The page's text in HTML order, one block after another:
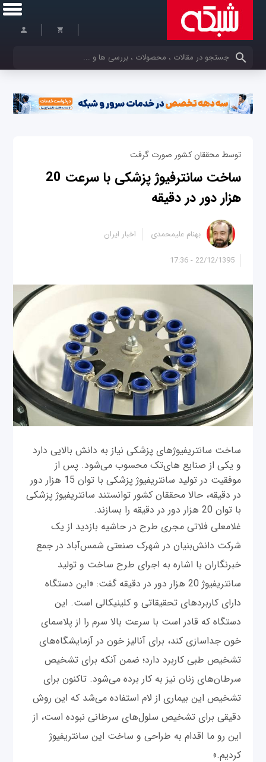
کلمات کلیدی خود را وارد کنید
توسط محققان کشور صورت گرفت
ساخت سانترفیوژ پزشکی با سرعت 20
هزار دور در دقیقه
22/12/1395 - 17:36
بهنام علیمحمدی اخبار ایران
ساخت سانتریفیوژهای پزشکی نیاز به دانش بالایی دارد
و یکی از صنایع های‌تک محسوب می‌شود. پس از
موفقیت در تولید سانتریفیوژ پزشکی با توان 15 هزار دور
در دقیقه، حالا محققان کشور توانستند سانتریفیوژ پزشکی
با توان 20 هزار دور در دقیقه را بسازند.
غلامعلی فلاتی مجری طرح در حاشیه بازدید از یک
شرکت دانش‌بنیان در شهرک صنعتی شمس‌آباد در جمع
خبرنگاران با اشاره به اجرای طرح ساخت و تولید
سانتریفیوژ 20 هزار دور در دقیقه گفت: «این دستگاه
دارای کاربردهای تحقیقاتی و کلینیکالی است. این
دستگاه که قادر است با سرعت بالا سرم را از پلاسمای
خون جداسازی کند، برای آنالیز خون در آزمایشگاه‌های
تشخیص طبی کاربرد دارد؛ ضمن آنکه برای تشخیص
سرطان‌های زنان نیز به کار برده می‌شود. تاکنون برای
تشخیص این بیماری از لام استفاده می‌شد که این روش
دقیقی برای تشخیص سلول‌های سرطانی نبوده است، از
این رو ما اقدام به طراحی و ساخت این سانتریفیوژ
کردیم.»